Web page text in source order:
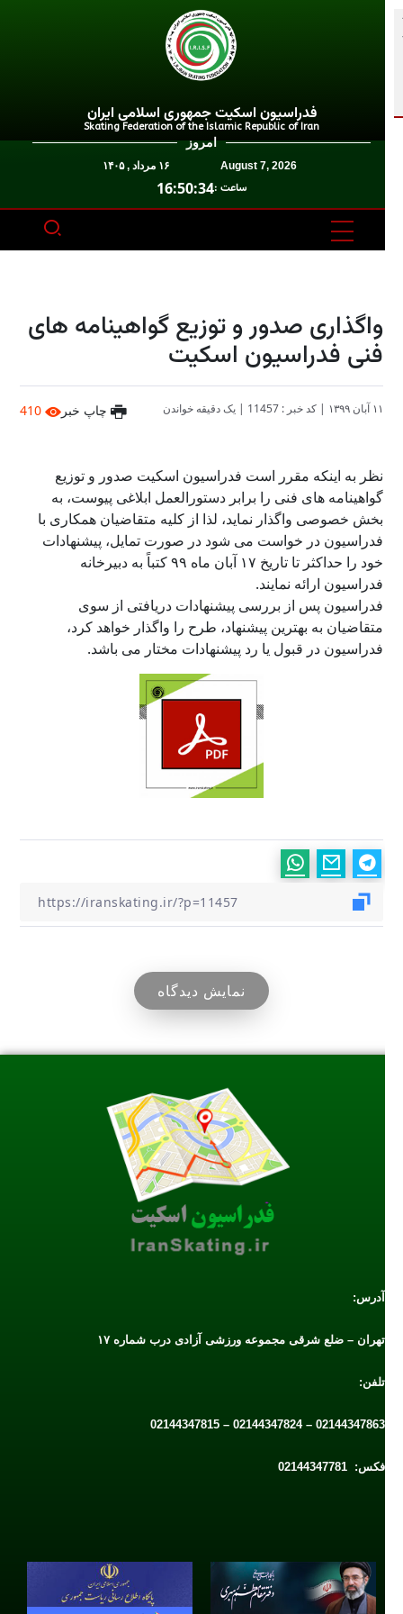
فدراسیون اسکیت جمهوری اسلامی ایران
Skating Federation of the Islamic Republic of Iran
امروز
August 7, 2026
ساعت :16:50:34
واگذاری صدور و توزیع گواهینامه های
فنی فدراسیون اسکیت
|کد خبر : 11457 |یک دقیقه خواندن چاپ خبر 410
نظر به اینکه مقرر است فدراسیون اسکیت صدور و توزیع
گواهینامه های فنی را برابر دستورالعمل ابلاغی پیوست، به
بخش خصوصی واگذار نماید، لذا از کلیه متقاضیان همکاری با
فدراسیون در خواست می شود در صورت تمایل، پیشنهادات
خود را حداکثر تا تاریخ ۱۷ آبان ماه ۹۹ کتباً به دبیرخانه
فدراسیون ارائه نمایند.
فدراسیون پس از بررسی پیشنهادات دریافتی از سوی
متقاضیان به بهترین پیشنهاد، طرح را واگذار خواهد کرد،
فدراسیون در قبول یا رد پیشنهادات مختار می باشد.
نمایش دیدگاه
آدرس:
تهران – ضلع شرقی مجموعه ورزشی آزادی درب شماره ۱۷
تلفن:
02144347863 – 02144347824 – 02144347815
فکس: 02144347781